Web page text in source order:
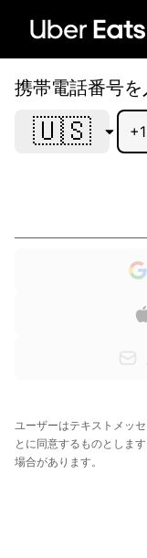
携帯電話番号
🇺🇸 +1
ユーザーはテキストメッ
とに同意するものとしま
場合があります。